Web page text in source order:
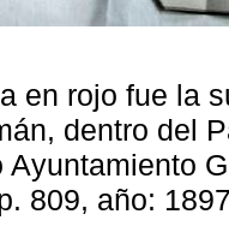
en rojo fue la
dentro del
Ayuntamiento
809, año: